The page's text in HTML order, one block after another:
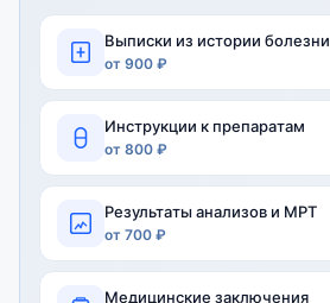
Выписки из истории болезни
от 900 ₽
Инструкции к препаратам
от 800 ₽
Результаты анализов и МРТ
от 700 ₽
Медицинские заключения